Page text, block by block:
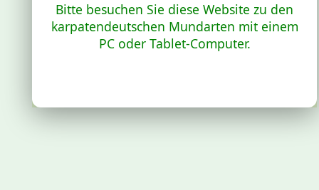
Bitte besuchen Sie diese Website zu den
karpatendeutschen Mundarten mit einem
PC oder Tablet-Computer.